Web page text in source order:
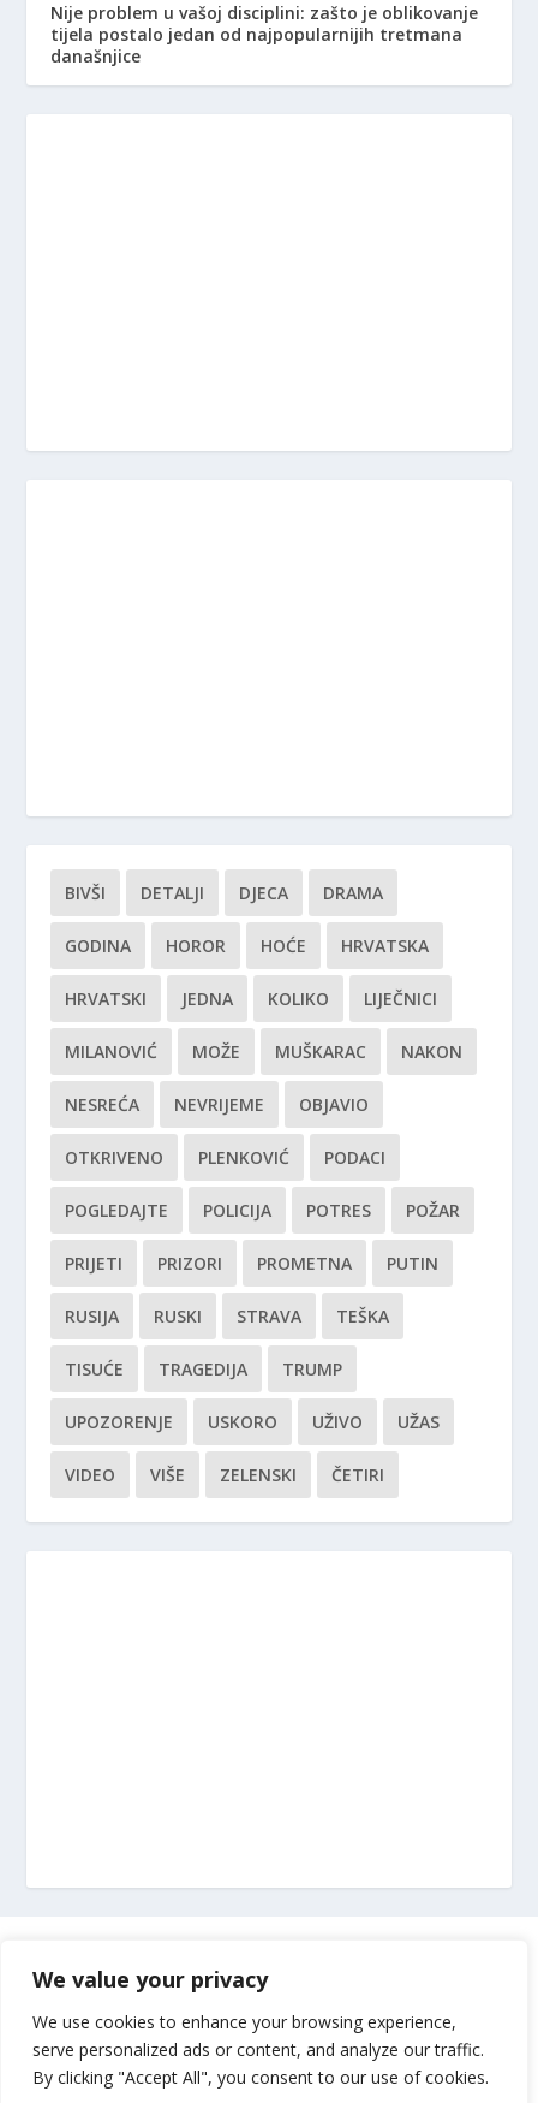
We value your privacy
We use cookies to enhance your browsing experience,
serve personalized ads or content, and analyze our traffic.
By clicking "Accept All", you consent to our use of cookies.
Nije problem u vašoj disciplini: zašto je oblikovanje
tijela postalo jedan od najpopularnijih tretmana
današnjice
BIVŠI DETALJI DJECA DRAMA
GODINA HOROR HOĆE HRVATSKA
HRVATSKI JEDNA KOLIKO LIJEČNICI
MILANOVIĆ MOŽE MUŠKARAC NAKON
NESREĆA NEVRIJEME OBJAVIO
OTKRIVENO PLENKOVIĆ PODACI
POGLEDAJTE POLICIJA POTRES POŽAR
PRIJETI PRIZORI PROMETNA PUTIN
RUSIJA RUSKI STRAVA TEŠKA
TISUĆE TRAGEDIJA TRUMP
UPOZORENJE USKORO UŽIVO UŽAS
VIDEO VIŠE ZELENSKI ČETIRI
Impressum
Uvjeti korištenja